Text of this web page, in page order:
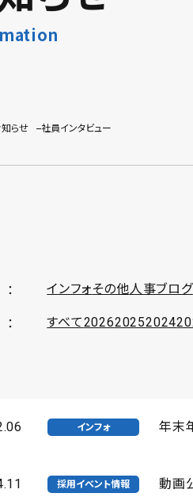
知らせ 社員インタビュー
インフォその他人事ブログ
すべて202620252024
インフォ 年末
採用イベント情報 動画